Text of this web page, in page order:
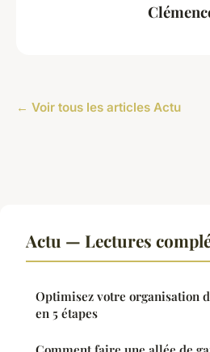
← Voir tous les articles Actu
Actu — Lectures
Optimisez votre organisation
en 5 étapes